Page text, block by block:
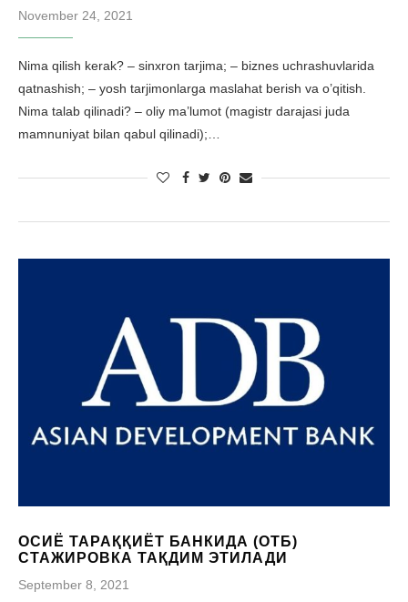
November 24, 2021
Nima qilish kerak? – sinxron tarjima; – biznes uchrashuvlarida
qatnashish; – yosh tarjimonlarga maslahat berish va o’qitish.
Nima talab qilinadi? – oliy ma’lumot (magistr darajasi juda
mamnuniyat bilan qabul qilinadi);…
ОСИЁ ТАРАҚҚИЁТ БАНКИДА (ОТБ)
СТАЖИРОВКА ТАҚДИМ ЭТИЛАДИ
September 8, 2021